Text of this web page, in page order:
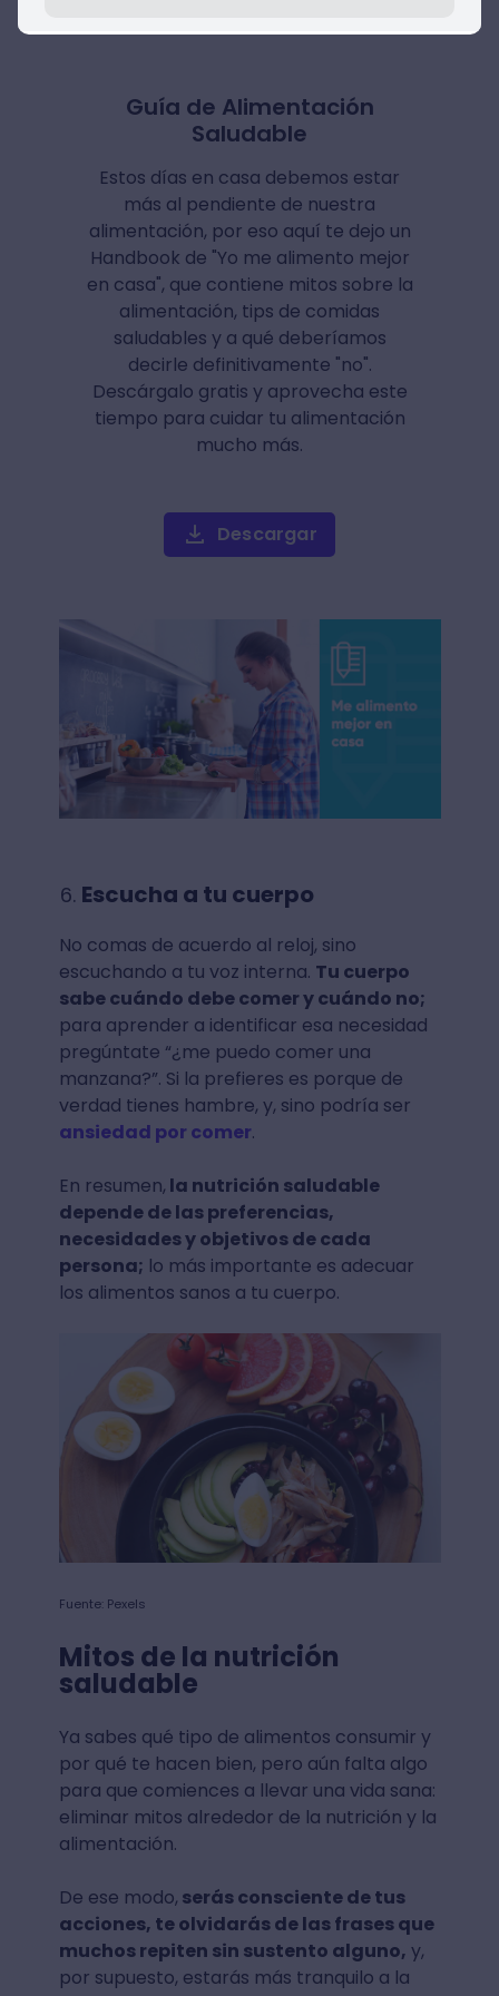
Guía de Alimentación
Saludable
Estos días en casa debemos estar
más al pendiente de nuestra
alimentación, por eso aquí te dejo un
Handbook de "Yo me alimento mejor
en casa", que contiene mitos sobre la
alimentación, tips de comidas
saludables y a qué deberíamos
decirle definitivamente "no".
Descárgalo gratis y aprovecha este
tiempo para cuidar tu alimentación
mucho más.
Descargar
Escucha a tu cuerpo
No comas de acuerdo al reloj, sino
escuchando a tu voz interna. Tu cuerpo
sabe cuándo debe comer y cuándo no;
para aprender a identificar esa necesidad
pregúntate “¿me puedo comer una
manzana?”. Si la prefieres es porque de
verdad tienes hambre, y, sino podría ser
ansiedad por comer.
En resumen, la nutrición saludable
depende de las preferencias,
necesidades y objetivos de cada
persona; lo más importante es adecuar
los alimentos sanos a tu cuerpo.
Fuente: Pexels
Mitos de la nutrición
saludable
Ya sabes qué tipo de alimentos consumir y
por qué te hacen bien, pero aún falta algo
para que comiences a llevar una vida sana:
eliminar mitos alrededor de la nutrición y la
alimentación.
De ese modo, serás consciente de tus
acciones, te olvidarás de las frases que
muchos repiten sin sustento alguno, y,
por supuesto, estarás más tranquilo a la